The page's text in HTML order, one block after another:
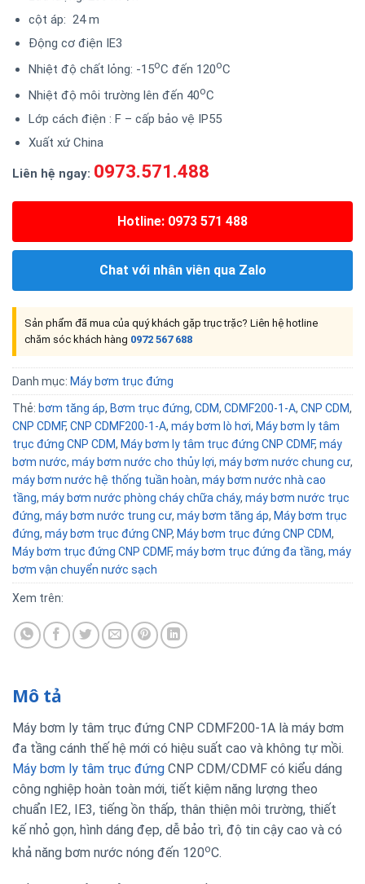
cột áp: 24 m
Động cơ điện IE3
Nhiệt độ chất lỏng: -15oC đến 120oC
Nhiệt độ môi trường lên đến 40oC
Lớp cách điện : F – cấp bảo vệ IP55
Xuất xứ China
Liên hệ ngay: 0973.571.488
Hotline: 0973 571 488
Chat với nhân viên qua Zalo
Sản phẩm đã mua của quý khách gặp trục trặc? Liên hệ hotline
chăm sóc khách hàng 0972 567 688
Danh mục: Máy bơm trục đứng
Thẻ: bơm tăng áp, Bơm trục đứng, CDM, CDMF200-1-A, CNP CDM,
CNP CDMF, CNP CDMF200-1-A, máy bơm lò hơi, Máy bơm ly tâm
trục đứng CNP CDM, Máy bơm ly tâm trục đứng CNP CDMF, máy
bơm nước, máy bơm nước cho thủy lợi, máy bơm nước chung cư,
máy bơm nước hệ thống tuần hoàn, máy bơm nước nhà cao
tầng, máy bơm nước phòng cháy chữa cháy, máy bơm nước trục
đứng, máy bơm nước trung cư, máy bơm tăng áp, Máy bơm trục
đứng, máy bơm trục đứng CNP, Máy bơm trục đứng CNP CDM,
Máy bơm trục đứng CNP CDMF, máy bơm trục đứng đa tầng, máy
bơm vận chuyển nước sạch
Xem trên:
Mô tả
Máy bơm ly tâm trục đứng CNP CDMF200-1A là máy bơm
đa tầng cánh thế hệ mới có hiệu suất cao và không tự mồi.
Máy bơm ly tâm trục đứng CNP CDM/CDMF có kiểu dáng
công nghiệp hoàn toàn mới, tiết kiệm năng lượng theo
chuẩn IE2, IE3, tiếng ồn thấp, thân thiện môi trường, thiết
kế nhỏ gọn, hình dáng đẹp, dễ bảo trì, độ tin cậy cao và có
khả năng bơm nước nóng đến 120oC.